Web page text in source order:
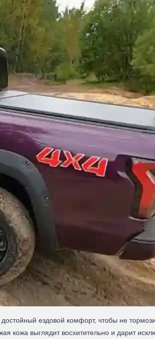
ездовой комфорт, чтобы не
кожа выглядит восхитительно и дарит